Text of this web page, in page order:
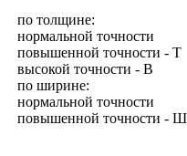
по толщине:
нормальной точности
повышенной точности -Т
высокой точности - В
по ширине:
нормальной точности
повышенной точности - Ш